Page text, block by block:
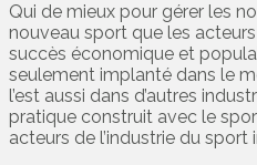
Qui de mieux pour gérer les
nouveau sport que les
succès économique et
seulement implanté dans le
l’est aussi dans d’autres
pratique construit avec le
acteurs de l’industrie du sport